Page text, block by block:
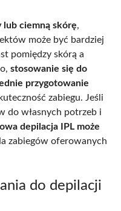
lub ciemną skórę,
może być bardziej
pomiędzy skórą a
stosowanie się do
przygotowanie
zabiegu. Jeśli
do własnych potrzeb i
depilacja IPL może
zabiegów oferowanych
do depilacji